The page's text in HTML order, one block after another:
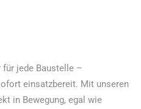
für jede Baustelle –
einsatzbereit. Mit unseren
in Bewegung, egal wie